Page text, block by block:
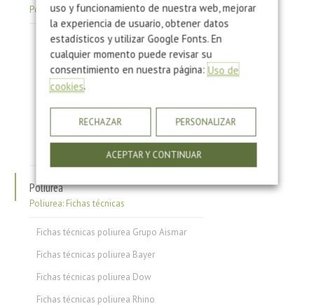
Poliuretano: Hojas de Seguridad
Hojas de Seguridad Poliuretano de Inyección
Hojas de Seguridad Ligantes de Poliuretano: Corcho
Hojas de Seguridad Ligantes de Poliuretano: Caucho
Hojas de Seguridad Ligantes de Poliuretano: Piedra
Hojas de Seguridad Piel Integral
Hojas de Seguridad Poliuretano Proyección
Poliurea
Poliurea: Fichas técnicas
Fichas técnicas poliurea Grupo Aismar
Fichas técnicas poliurea Bayer
Fichas técnicas poliurea Dow
Fichas técnicas poliurea Rhino
uso y funcionamiento de nuestra web, mejorar
la experiencia de usuario, obtener datos
estadísticos y utilizar Google Fonts. En
cualquier momento puede revisar su
consentimiento en nuestra página:Uso de
cookies.
RECHAZAR PERSONALIZAR
ACEPTAR Y CONTINUAR